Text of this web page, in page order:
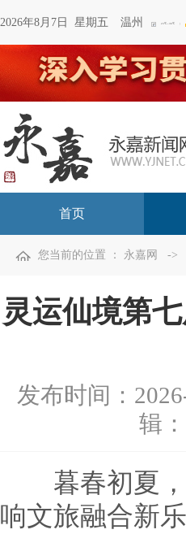
2026年8月7日 星期五 温州
首页
您当前的位置 ： 永嘉网 ->
灵运仙境第
发布时间：
辑：
暮春初夏，
响文旅融合新